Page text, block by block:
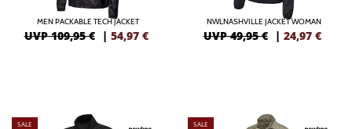
MEN PACKABLE TECH JACKET
UVP 109,95 € | 54,97 €
NWLNASHVILLE JACKET WOMAN
UVP 49,95 € | 24,97 €
SALE
SALE